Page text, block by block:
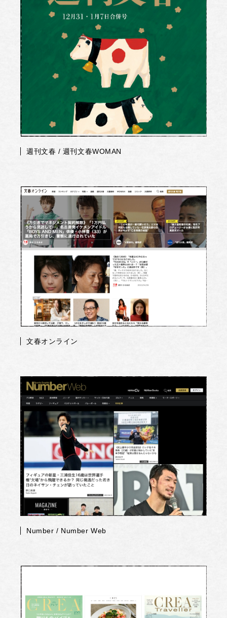
週刊文春 / 週刊文春WOMAN
文春オンライン
Number / Number Web